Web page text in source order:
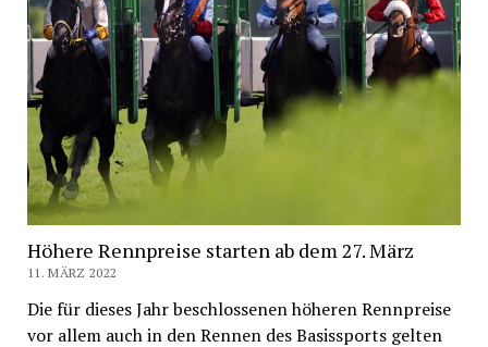
Höhere Rennpreise starten ab dem 27. März
11. MÄRZ 2022
Die für dieses Jahr beschlossenen höheren Rennpreise
vor allem auch in den Rennen des Basissports gelten